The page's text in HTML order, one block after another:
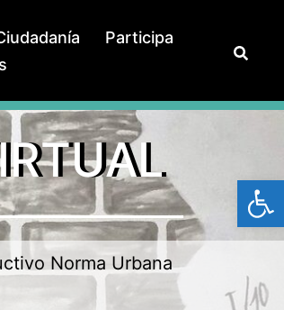
Abrir
Participa
Norma Urbana